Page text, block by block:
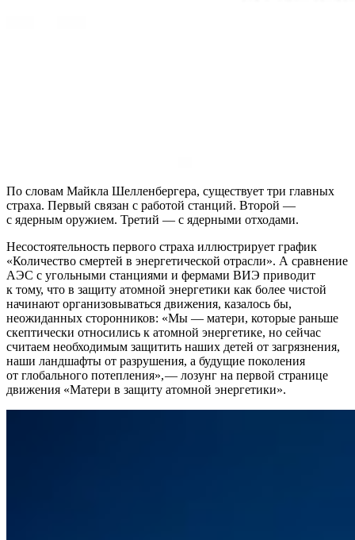
По словам Майкла Шелленбергера, существует три главных
страха. Первый связан с работой станций. Второй — ​
с ядерным оружием. Третий — ​с ядерными отходами.
Несостоятельность первого страха иллюстрирует график
«Количество смертей в энергетической отрасли». А сравнение
АЭС с угольными станциями и фермами ВИЭ приводит
к тому, что в защиту атомной энергетики как более чистой
начинают организовываться движения, казалось бы,
неожиданных сторонников: «Мы — ​матери, которые раньше
скептически относились к атомной энергетике, но сейчас
считаем необходимым защитить наших детей от загрязнения,
наши ландшафты от разрушения, а будущие поколения
от глобального потепления», — ​лозунг на первой странице
движения «Матери в защиту атомной энергетики».